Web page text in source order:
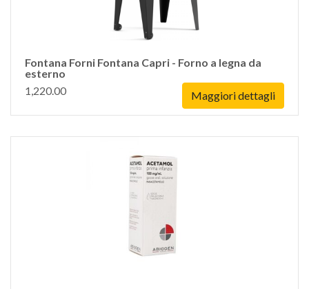
Fontana Forni Fontana Capri - Forno a legna da
esterno
1,220.00
Maggiori dettagli